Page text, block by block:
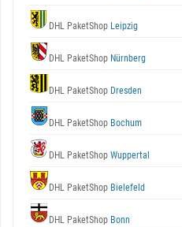
DHL PaketShop Leipzig
DHL PaketShop Nürnberg
DHL PaketShop Dresden
DHL PaketShop Bochum
DHL PaketShop Wuppertal
DHL PaketShop Bielefeld
DHL PaketShop Bonn